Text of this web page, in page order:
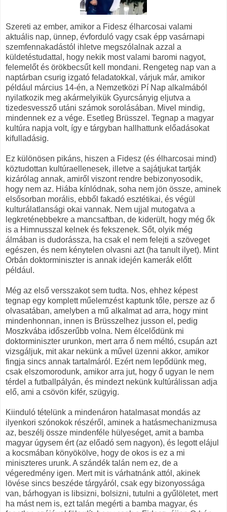
Szereti az ember, amikor a Fidesz élharcosai valami
aktuális nap, ünnep, évforduló vagy csak épp vasárnapi
szemfennakadástól ihletve megszólalnak azzal a
küldetéstudattal, hogy nekik most valami baromi nagyot,
felemelőt és örökbecsűt kell mondani. Rengeteg nap van a
naptárban csurig izgató feladatokkal, várjuk már, amikor
például március 14-én, a Nemzetközi Pí Nap alkalmából
nyilatkozik meg akármelyikük Gyurcsányig eljutva a
tizedesvessző utáni számok sorolásában. Mivel mindig,
mindennek ez a vége. Esetleg Brüsszel. Tegnap a magyar
kultúra napja volt, így e tárgyban hallhattunk előadásokat
kifulladásig.
Ez különösen pikáns, hiszen a Fidesz (és élharcosai mind)
köztudottan kultúraellenesek, illetve a sajátjukat tartják
kizárólag annak, amiről viszont rendre bebizonyosodik,
hogy nem az. Hiába kínlódnak, soha nem jön össze, aminek
elsősorban morális, ebből fakadó esztétikai, és végül
kulturálatlansági okai vannak. Nem ujjal mutogatva a
legkreténebbekre a mancsaftban, de kiderült, hogy még ők
is a Himnusszal kelnek és fekszenek. Sőt, olyik még
álmában is dudorássza, ha csak el nem felejti a szöveget
egészen, és nem kénytelen olvasni azt (ha tanult ilyet). Mint
Orbán doktorminiszter is annak idején kamerák előtt
például.
Még az első versszakot sem tudta. Nos, ehhez képest
tegnap egy komplett műelemzést kaptunk tőle, persze az ő
olvasatában, amelyben a mű alkalmat ad arra, hogy mint
mindenhonnan, innen is Brüsszelhez jusson el, pedig
Moszkvába időszerűbb volna. Nem élcelődünk mi
doktorminiszter urunkon, mert arra ő nem méltó, csupán azt
vizsgáljuk, mit akar nekünk a művel üzenni akkor, amikor
fingja sincs annak tartalmáról. Ezért nem lepődünk meg,
csak elszomorodunk, amikor arra jut, hogy ő ugyan le nem
térdel a futballpályán, és mindezt nekünk kultúrálissan adja
elő, ami a csövön kifér, szügyig.
Kiinduló tételünk a mindenáron hatalmasat mondás az
ilyenkori szónokok részéről, aminek a hatásmechanizmusa
az, beszélj össze mindenféle hülyeséget, amit a bamba
magyar úgysem ért (az előadó sem nagyon), és legott elájul
a kocsmában könyökölve, hogy de okos is ez a mi
miniszteres urunk. A szándék talán nem ez, de a
végeredmény igen. Mert mit is várhatnánk attól, akinek
lövése sincs beszéde tárgyáról, csak egy bizonyossága
van, bárhogyan is libsizni, bolsizni, tutulni a gyűlöletet, mert
ha mást nem is, ezt talán megérti a bamba magyar, és